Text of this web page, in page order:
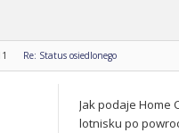
Re: Status osiedlonego
Jak podaje Home
lotnisku po